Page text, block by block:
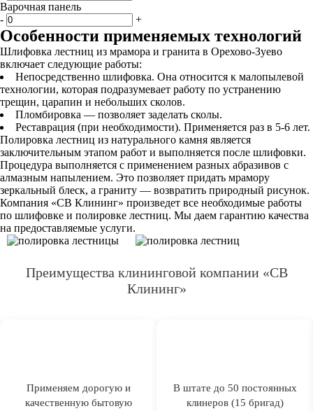
Варочная панель
-
+
Особенности применяемых технологий
Шлифовка лестниц из мрамора и гранита в Орехово-Зуево
включает следующие работы:
Непосредственно шлифовка. Она относится к малопылевой
технологии, которая подразумевает работу по устранению
трещин, царапин и небольших сколов.
Пломбировка — позволяет заделать сколы.
Реставрация (при необходимости). Применяется раз в 5-6 лет.
Полировка лестниц из натурального камня является
заключительным этапом работ и выполняется после шлифовки.
Процедура выполняется с применением разных абразивов с
алмазным напылением. Это позволяет придать мрамору
зеркальный блеск, а граниту — возвратить природный рисунок.
Компания «СВ Клининг» произведет все необходимые работы
по шлифовке и полировке лестниц. Мы даем гарантию качества
на предоставляемые услуги.
Преимущества клининговой компании «СВ
Клининг»
Применяем дорогую и
качественную бытовую
В штате до 50 постоянных
клинеров (15 бригад)